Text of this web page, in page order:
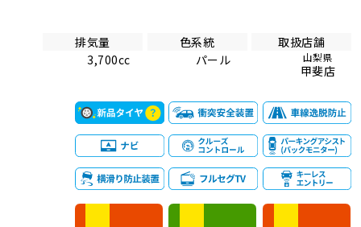
排気量
3,700cc
色系統
パール
取扱店舗
山梨県
甲斐店